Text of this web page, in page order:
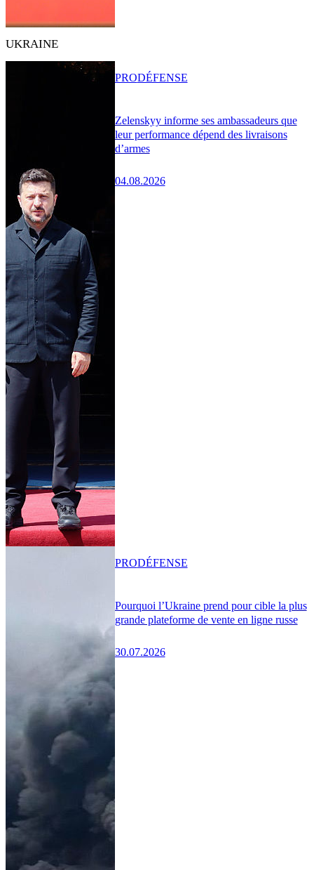
UKRAINE
Zelenskyy informe ses ambassadeurs que
leur performance dépend des livraisons
d’armes
04.08.2026
PRODÉFENSE
Pourquoi l’Ukraine prend pour cible la plus
grande plateforme de vente en ligne russe
30.07.2026
PRODÉFENSE